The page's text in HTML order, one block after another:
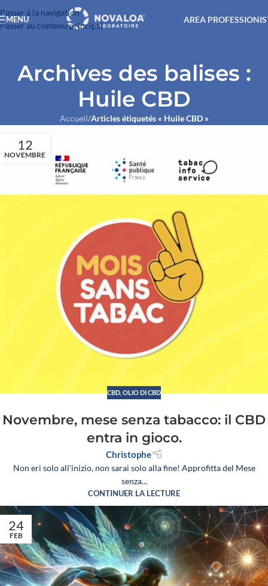
Passer à la navigation
Passer au contenu principal
MENU AREA
Archives des balises :
Huile CBD
Accueil/Articles étiquetés « Huile CBD »
12
NOVEMBRE
CBD OLIO DI CBD
Novembre, mese senza tabacco: il CBD
entra in gioco.
Christophe
Non eri solo all'inizio, non sarai solo alla fine! Approfitta del Mese
senza...
CONTINUER LA LECTURE
24
FEB